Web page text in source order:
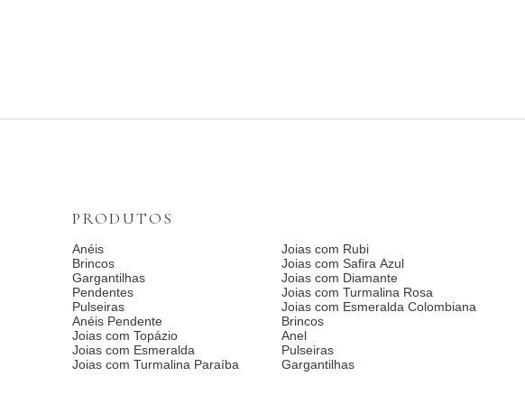
PRODUTOS
Anéis
Brincos
Gargantilhas
Pendentes
Pulseiras
Anéis Pendente
Joias com Topázio
Joias com Esmeralda
Joias com Turmalina Paraíba
Joias com Rubi
Joias com Safira Azul
Joias com Diamante
Joias com Turmalina Rosa
Joias com Esmeralda Colombiana
Brincos
Anel
Pulseiras
Gargantilhas